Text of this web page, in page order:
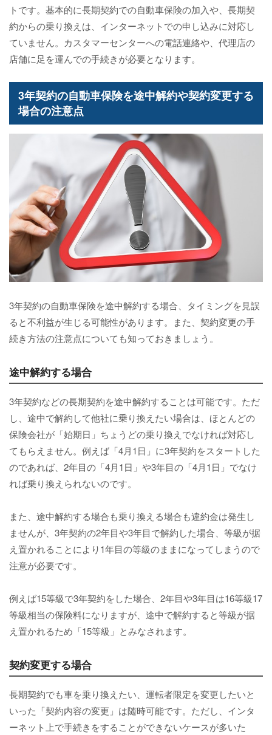
トです。基本的に長期契約での自動車保険の加入や、長期契
約からの乗り換えは、インターネットでの申し込みに対応し
ていません。カスタマーセンターへの電話連絡や、代理店の
店舗に足を運んでの手続きが必要となります。
3年契約の自動車保険を途中解約や契約変更する
場合の注意点
3年契約の自動車保険を途中解約する場合、タイミングを見誤
ると不利益が生じる可能性があります。また、契約変更の手
続き方法の注意点についても知っておきましょう。
途中解約する場合
3年契約などの長期契約を途中解約することは可能です。ただ
し、途中で解約して他社に乗り換えたい場合は、ほとんどの
保険会社が「始期日」ちょうどの乗り換えでなければ対応し
てもらえません。例えば「4月1日」に3年契約をスタートした
のであれば、2年目の「4月1日」や3年目の「4月1日」でなけ
れば乗り換えられないのです。
また、途中解約する場合も乗り換える場合も違約金は発生し
ませんが、3年契約の2年目や3年目で解約した場合、等級が据
え置かれることにより1年目の等級のままになってしまうので
注意が必要です。
例えば15等級で3年契約をした場合、2年目や3年目は16等級17
等級相当の保険料になりますが、途中で解約すると等級が据
え置かれるため「15等級」とみなされます。
契約変更する場合
長期契約でも車を乗り換えたい、運転者限定を変更したいと
いった「契約内容の変更」は随時可能です。ただし、インタ
ーネット上で手続きをすることができないケースが多いた